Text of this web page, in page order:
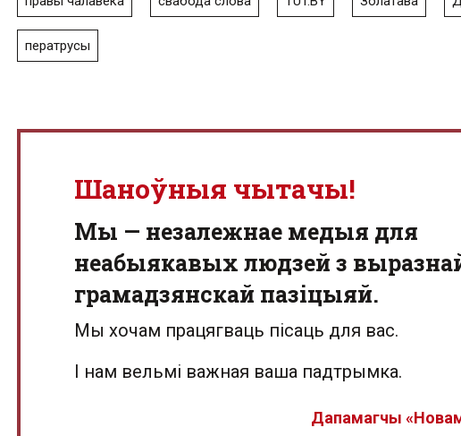
ператрусы
Шаноўныя чытачы!
Мы — незалежнае медыя для
неабыякавых людзей з
грамадзянскай пазіцыяй.
Мы хочам працягваць пісаць для вас.
І нам вельмі важная ваша падтрымка.
Дапамагчы